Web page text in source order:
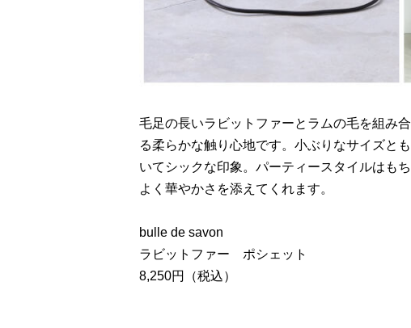
毛足の長いラビットファーとラムの毛を組み
る柔らかな触り心地です。小ぶりなサイズと
いてシックな印象。パーティースタイルはも
よく華やかさを添えてくれます。
bulle de savon
ラビットファー ポシェット
8,250円（税込）